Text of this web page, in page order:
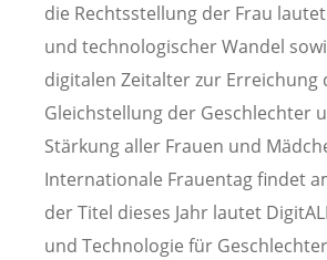
die Rechtsstellung der Frau
und technologischer Wandel
digitalen Zeitalter zur Erreichung
Gleichstellung der Geschlechter
Stärkung aller Frauen und
Internationale Frauentag findet
der Titel dieses Jahr lautet
und Technologie für